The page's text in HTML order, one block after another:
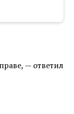
— ответил